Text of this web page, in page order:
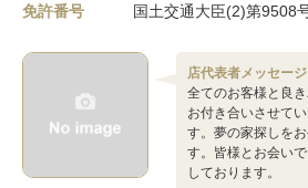
免許番号
国土交通大臣(2)第9508
店代表者メッセージ
全てのお客様と良
お付き合いさせて
す。夢の家探しを
す。皆様とお会い
しております。